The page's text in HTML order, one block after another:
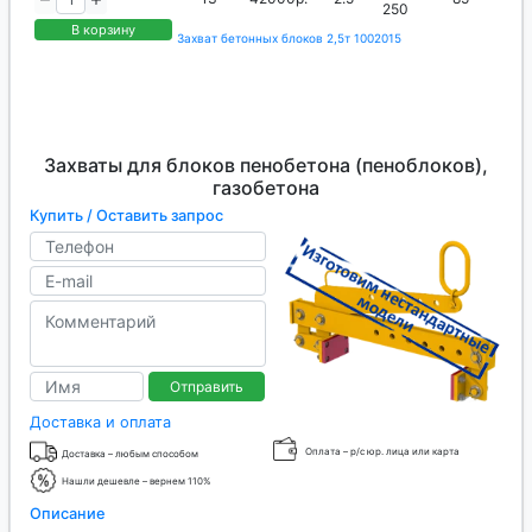
В корзину
250
Захват бетонных блоков 2,5т 1002015
Захваты для блоков пенобетона (пеноблоков),
газобетона
Купить / Оставить запрос
Отправить
Доставка и оплата
Доставка – любым способом Оплата – р/с юр. лица или карта
Нашли дешевле – вернем 110%
Описание